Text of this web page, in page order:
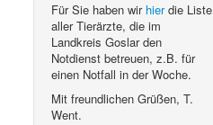
Für Sie haben wir hierdie Liste
aller Tierärzte, die im
Landkreis Goslar den
Notdienst betreuen, z.B. für
einen Notfall in der Woche.
Mit freundlichen Grüßen, T.
Went.